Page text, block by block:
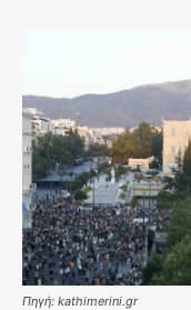
Πηγή: kathimerini.gr